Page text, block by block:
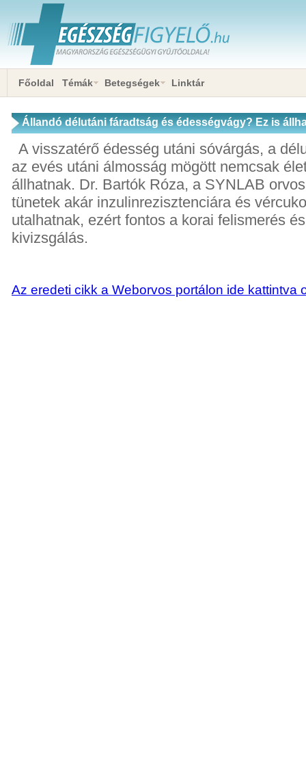
Főoldal Témák Betegségek Linktár
Állandó délutáni fáradtság és édességvágy? Ez is
A visszatérő édesség utáni sóvárgás, a
az evés utáni álmosság mögött nemcsak
állhatnak. Dr. Bartók Róza, a SYNLAB
tünetek akár inzulinrezisztenciára és
utalhatnak, ezért fontos a korai felismerés
kivizsgálás.
Az eredeti cikk a Weborvos portálon ide kattintva